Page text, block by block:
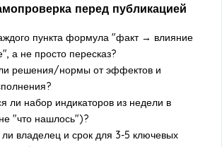
перед публикацией
пункта формула "факт → влияние
а не просто пересказ?
решения/нормы от эффектов и
ли набор индикаторов из недели в
"что нашлось")?
владелец и срок для 3-5 ключевых